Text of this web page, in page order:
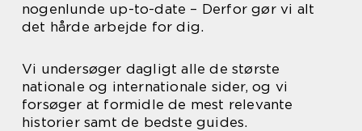
nogenlunde up-to-date – Derfor gør vi alt
det hårde arbejde for dig.
Vi undersøger dagligt alle de største
nationale og internationale sider, og vi
forsøger at formidle de mest relevante
historier samt de bedste guides.